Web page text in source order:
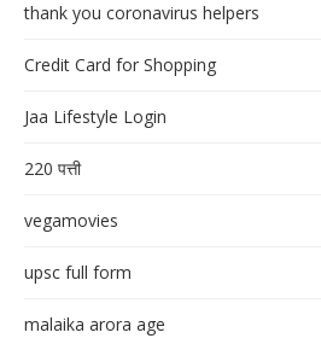
thank you coronavirus helpers
Credit Card for Shopping
Jaa Lifestyle Login
220 पत्ती
vegamovies
upsc full form
malaika arora age